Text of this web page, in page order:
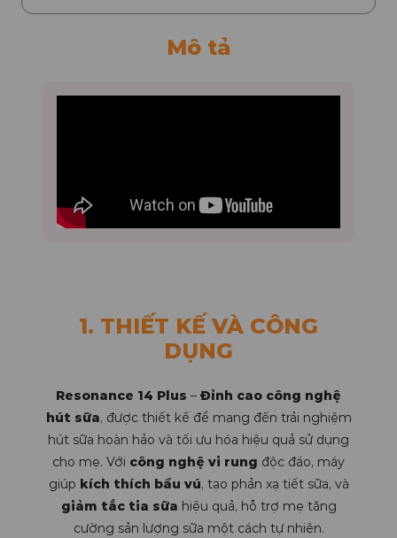
Mô tả
1. THIẾT KẾ VÀ CÔNG
DỤNG
Resonance 14 Plus – Đỉnh cao công nghệ
hút sữa, được thiết kế để mang đến trải nghiệm
hút sữa hoàn hảo và tối ưu hóa hiệu quả sử dụng
cho mẹ. Với công nghệ vi rung độc đáo, máy
giúp kích thích bầu vú, tạo phản xạ tiết sữa, và
giảm tắc tia sữa hiệu quả, hỗ trợ mẹ tăng
cường sản lượng sữa một cách tự nhiên.